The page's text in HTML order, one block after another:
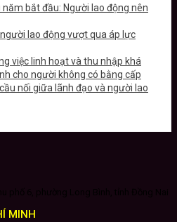
bắt đầu: Người lao động nên
lao động vượt qua áp lực
việc linh hoạt và thu nhập khá
cho người không có bằng cấp
nối giữa lãnh đạo và người lao
MINH